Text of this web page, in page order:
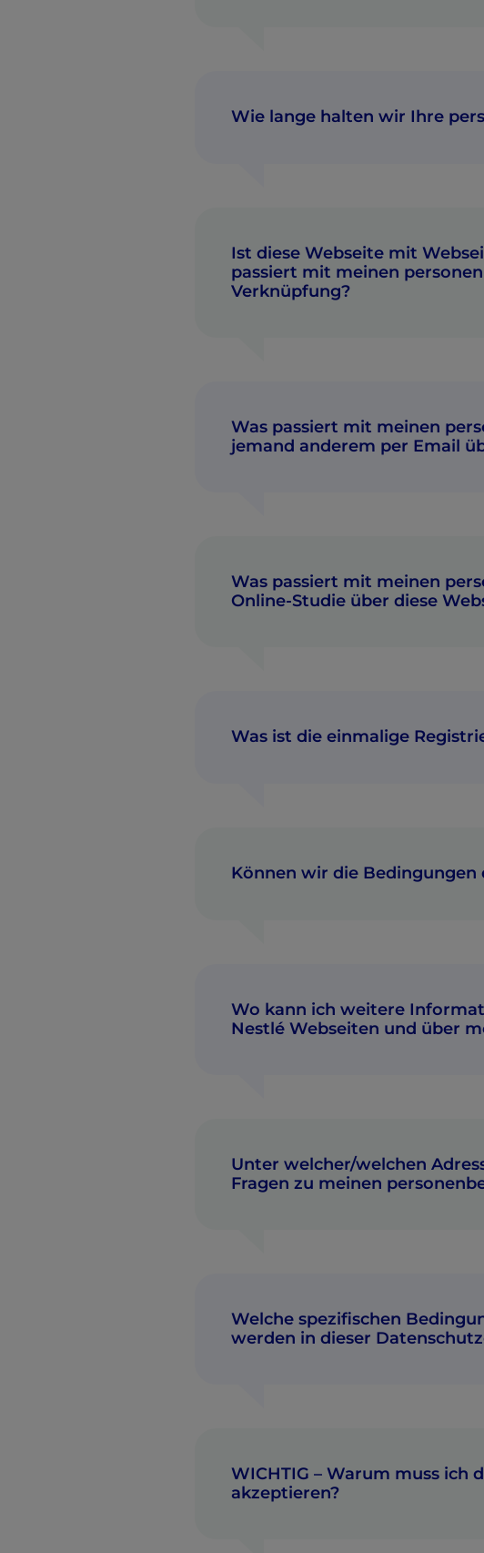
Wie lange halten wir Ihre
Ist diese Webseite mit
passiert mit meinen
Verknüpfung?
Was passiert mit meinen
jemand anderem per Email
Was passiert mit meinen
Online-Studie über diese
Was ist die einmalige
Können wir die
Wo kann ich weitere
Nestlé Webseiten und über
Unter welcher/welchen
Fragen zu meinen
Welche spezifischen
werden in dieser
WICHTIG – Warum muss ich
akzeptieren?